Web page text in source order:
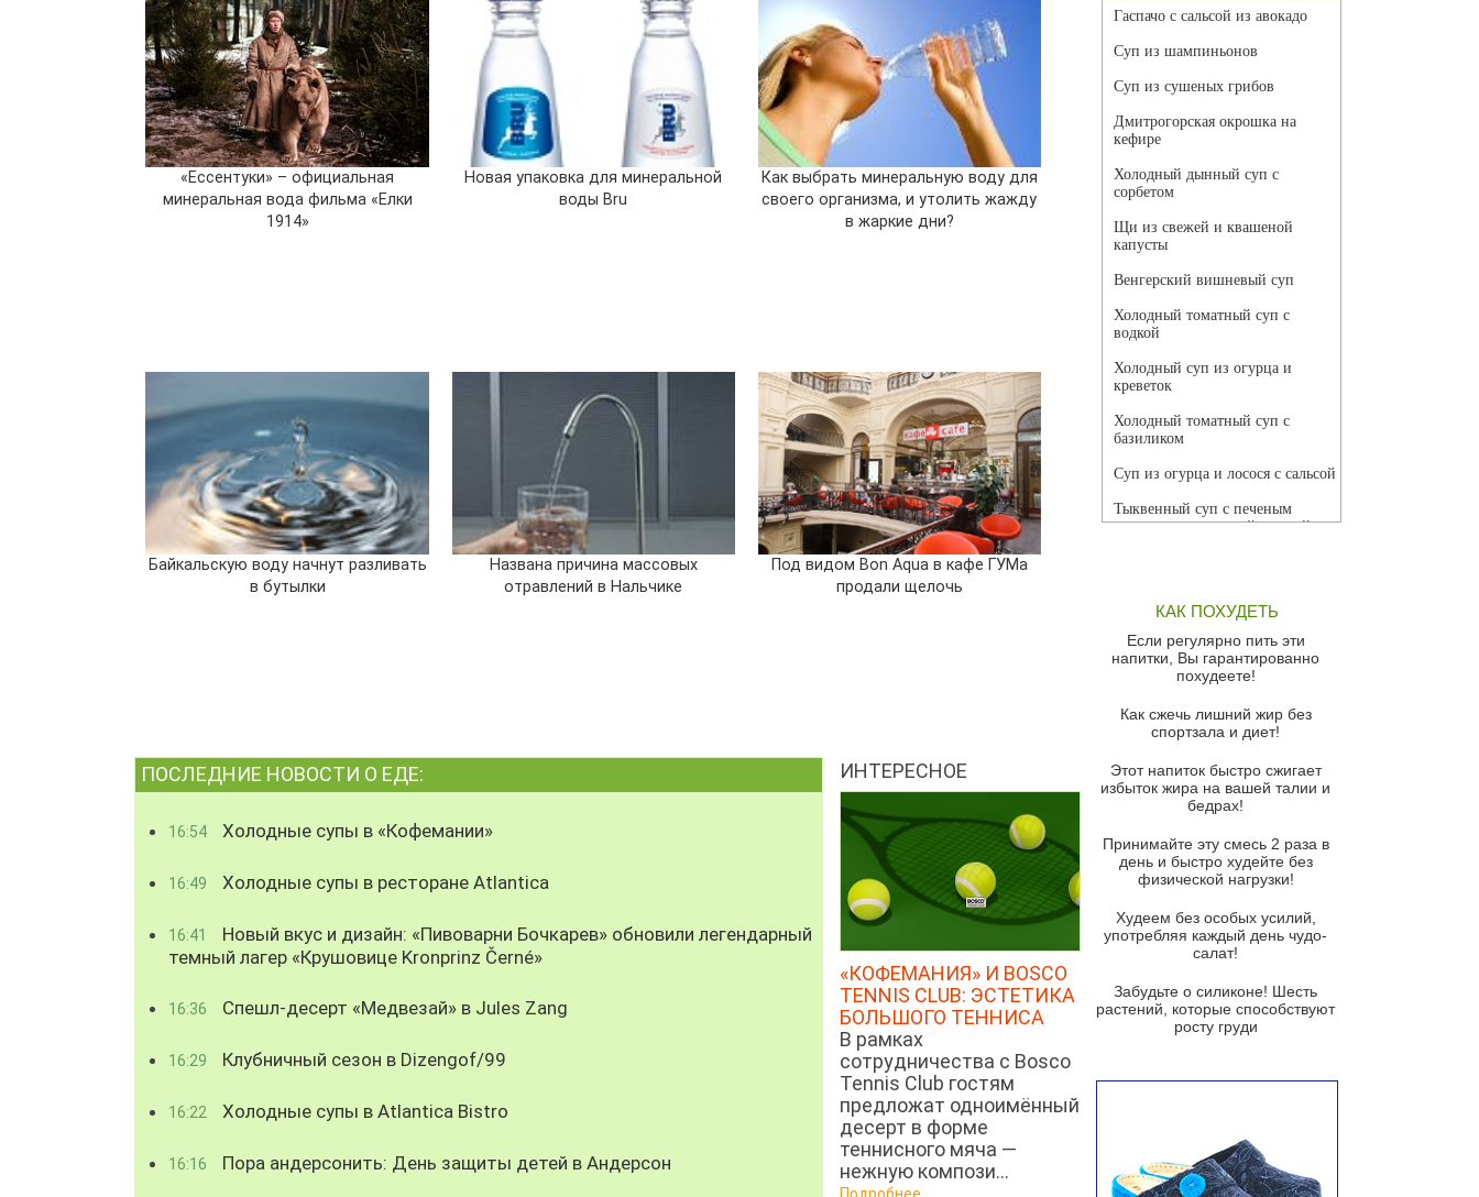
«Ессентуки» – официальная
минеральная вода фильма «Елки
1914»
Новая упаковка для минеральной
воды Bru
Как выбрать минеральную воду для
своего организма, и утолить жажду
в жаркие дни?
Байкальскую воду начнут разливать
в бутылки
Названа причина массовых
отравлений в Нальчике
Под видом Bon Aqua в кафе ГУМа
продали щелочь
ПОСЛЕДНИЕ НОВОСТИ О ЕДЕ:
16:54 Холодные супы в «Кофемании»
16:49 Холодные супы в ресторане Atlantica
16:41
Новый вкус и дизайн: «Пивоварни Бочкарев» обновили легендарный
темный лагер «Крушовице Kronprinz Černé»
16:36 Спешл-десерт «Медвезай» в Jules Zang
16:29 Клубничный сезон в Dizengof/99
16:22 Холодные супы в Atlantica Bistro
16:16 Пора андерсонить: День защиты детей в Андерсон
ИНТЕРЕСНОЕ
«КОФЕМАНИЯ» И BOSCO
TENNIS CLUB: ЭСТЕТИКА
БОЛЬШОГО ТЕННИСА
В рамках
сотрудничества с Bosco
Tennis Club гостям
предложат одноимённый
десерт в форме
теннисного мяча —
нежную компози...
Гаспачо с сальсой из авокадо
Суп из шампиньонов
Суп из сушеных грибов
Дмитрогорская окрошка на
кефире
Холодный дынный суп с
сорбетом
Щи из свежей и квашеной
капусты
Венгерский вишневый суп
Холодный томатный суп с
водкой
Холодный суп из огурца и
креветок
Холодный томатный суп с
базиликом
Суп из огурца и лосося с сальсой
Тыквенный суп с печеным
чесноком и томатной сальсой
красного перца
Парижский луковый суп
Суп из спаржи и горошка с
Суп-крем из цветной капусты
Французский луковый суп
Суп из баклажанов с моцареллой
Грибной крем-суп с кростини с
козьим сыром
Суп мисо с зеленым луком и
тофу
из рукколы
Португальский чесночный суп с
Ирландский картофельный суп
Суп из пастернака
КАК ПОХУДЕТЬ
Если регулярно пить эти
напитки, Вы гарантированно
похудеете!
Как сжечь лишний жир без
спортзала и диет!
Этот напиток быстро сжигает
избыток жира на вашей талии и
бедрах!
Принимайте эту смесь 2 раза в
день и быстро худейте без
физической нагрузки!
Худеем без особых усилий,
употребляя каждый день чудо-
салат!
Забудьте о силиконе! Шесть
растений, которые способствуют
росту груди